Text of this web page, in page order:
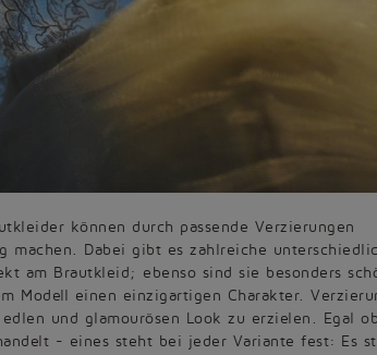
können durch passende Verzierungen
machen. Dabei gibt es zahlreiche
am Brautkleid; ebenso sind sie besonders
Modell einen einzigartigen Charakter.
und glamourösen Look zu erzielen. Egal
- eines steht bei jeder Variante fest: Es